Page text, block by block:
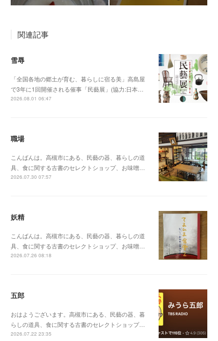
関連記事
雪辱
「全国各地の郷土が育む、暮らしに宿る美」高島屋
で3年に1回開催される催事「民藝展」(協力:日本…
2026.08.01 06:47
職場
こんばんは。高槻市にある、民藝の器、暮らしの道
具、食に関する古書のセレクトショップ、お味噌…
2026.07.30 07:57
妖精
こんばんは。高槻市にある、民藝の器、暮らしの道
具、食に関する古書のセレクトショップ、お味噌…
2026.07.26 08:18
五郎
おはようございます。高槻市にある、民藝の器、暮
らしの道具、食に関する古書のセレクトショップ…
2026.07.22 23:35